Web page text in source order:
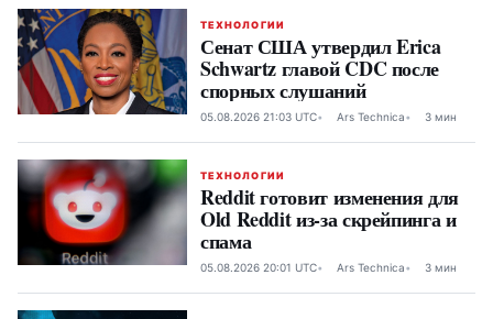
ТЕХНОЛОГИИ
Сенат США утвердил Erica
Schwartz главой CDC после
спорных слушаний
05.08.2026 21:03 UTC Ars Technica 3 мин
ТЕХНОЛОГИИ
Reddit готовит изменения для
Old Reddit из-за скрейпинга и
спама
05.08.2026 20:01 UTC Ars Technica 3 мин